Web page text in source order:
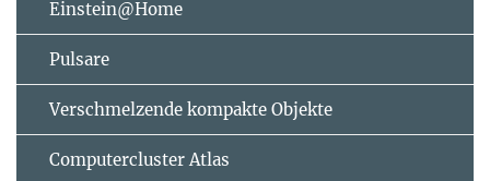
Einstein@Home
Pulsare
Verschmelzende kompakte Objekte
Computercluster Atlas